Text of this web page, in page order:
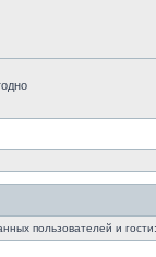
пользователей и